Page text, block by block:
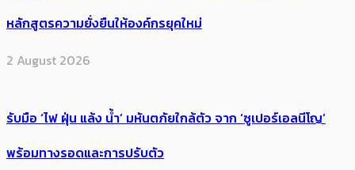
หลักสูตรความยั่งยืนให้องค์กรยุคใหม่
2 August 2026
รับมือ ‘ไฟ ฝุ่น แล้ง น้ำ’ มหันตภัยใกล้ตัว จาก ‘ซูเปอร์เอลนีโญ’
พร้อมทางรอดและการปรับตัว